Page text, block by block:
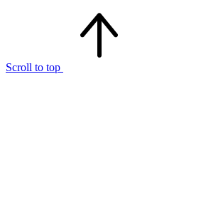
Scroll to top